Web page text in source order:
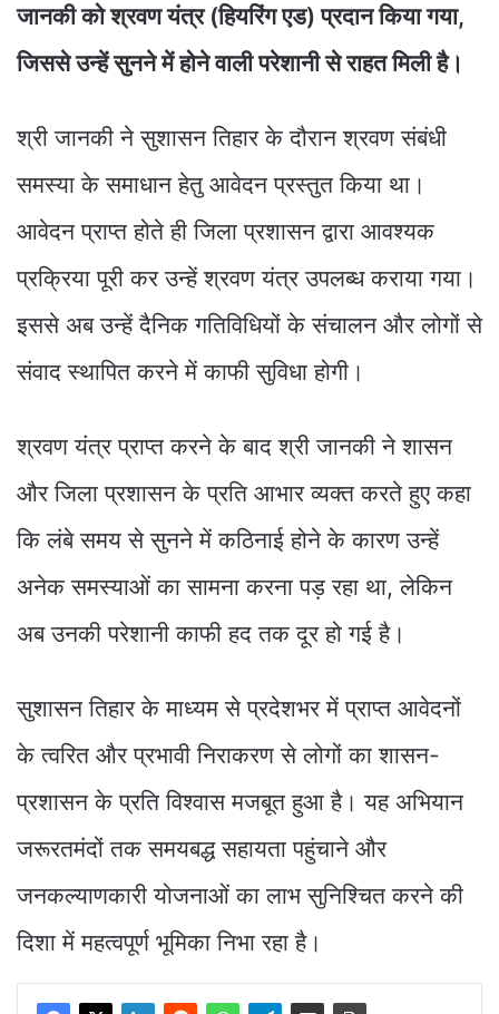
जानकी को श्रवण यंत्र (हियरिंग एड) प्रदान किया गया,
जिससे उन्हें सुनने में होने वाली परेशानी से राहत मिली है।
श्री जानकी ने सुशासन तिहार के दौरान श्रवण संबंधी
समस्या के समाधान हेतु आवेदन प्रस्तुत किया था।
आवेदन प्राप्त होते ही जिला प्रशासन द्वारा आवश्यक
प्रक्रिया पूरी कर उन्हें श्रवण यंत्र उपलब्ध कराया गया।
इससे अब उन्हें दैनिक गतिविधियों के संचालन और लोगों से
संवाद स्थापित करने में काफी सुविधा होगी।
श्रवण यंत्र प्राप्त करने के बाद श्री जानकी ने शासन
और जिला प्रशासन के प्रति आभार व्यक्त करते हुए कहा
कि लंबे समय से सुनने में कठिनाई होने के कारण उन्हें
अनेक समस्याओं का सामना करना पड़ रहा था, लेकिन
अब उनकी परेशानी काफी हद तक दूर हो गई है।
सुशासन तिहार के माध्यम से प्रदेशभर में प्राप्त आवेदनों
के त्वरित और प्रभावी निराकरण से लोगों का शासन-
प्रशासन के प्रति विश्वास मजबूत हुआ है। यह अभियान
जरूरतमंदों तक समयबद्ध सहायता पहुंचाने और
जनकल्याणकारी योजनाओं का लाभ सुनिश्चित करने की
दिशा में महत्वपूर्ण भूमिका निभा रहा है।